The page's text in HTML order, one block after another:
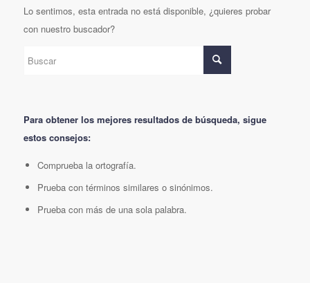
Lo sentimos, esta entrada no está disponible, ¿quieres probar
con nuestro buscador?
Para obtener los mejores resultados de búsqueda, sigue
estos consejos:
Comprueba la ortografía.
Prueba con términos similares o sinónimos.
Prueba con más de una sola palabra.